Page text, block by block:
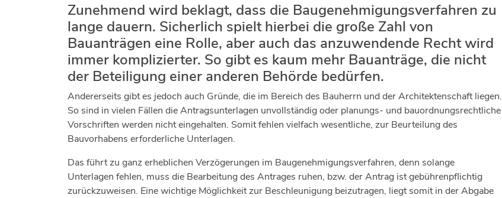
Zunehmend wird beklagt, dass die Baugenehmigungsverfahren zu
lange dauern. Sicherlich spielt hierbei die große Zahl von
Bauanträgen eine Rolle, aber auch das anzuwendende Recht wird
immer komplizierter. So gibt es kaum mehr Bauanträge, die nicht
der Beteiligung einer anderen Behörde bedürfen.
Andererseits gibt es jedoch auch Gründe, die im Bereich des Bauherrn und der Architektenschaft liegen.
So sind in vielen Fällen die Antragsunterlagen unvollständig oder planungs- und bauordnungsrechtliche
Vorschriften werden nicht eingehalten. Somit fehlen vielfach wesentliche, zur Beurteilung des
Bauvorhabens erforderliche Unterlagen.
Das führt zu ganz erheblichen Verzögerungen im Baugenehmigungsverfahren, denn solange
Unterlagen fehlen, muss die Bearbeitung des Antrages ruhen, bzw. der Antrag ist gebührenpflichtig
zurückzuweisen. Eine wichtige Möglichkeit zur Beschleunigung beizutragen, liegt somit in der Abgabe